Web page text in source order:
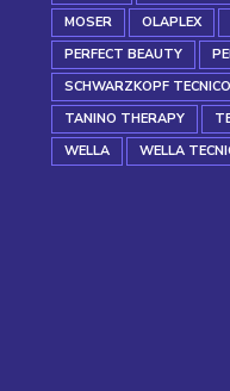
MOSER
OLAPLEX
PERFECT BEAUTY
SCHWARZKOPF
TANINO THERAPY
WELLA
WELLA